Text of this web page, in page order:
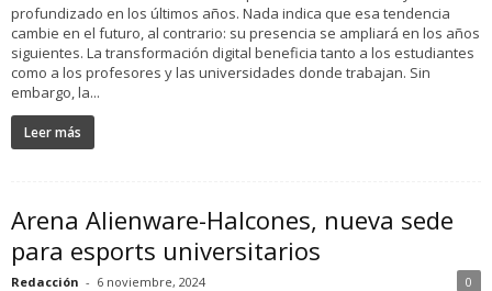
profundizado en los últimos años. Nada indica que esa tendencia
cambie en el futuro, al contrario: su presencia se ampliará en los años
siguientes. La transformación digital beneficia tanto a los estudiantes
como a los profesores y las universidades donde trabajan. Sin
embargo, la...
Leer más
Arena Alienware-Halcones, nueva sede
para esports universitarios
Redacción - 6 noviembre, 2024 0